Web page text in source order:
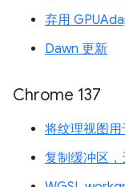
弃用
Dawn 更新
Chrome 137
将纹理视图
复制缓冲区